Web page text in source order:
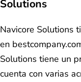
Solutions
Navicore Solutions
en
Solutions tiene un
cuenta con varias